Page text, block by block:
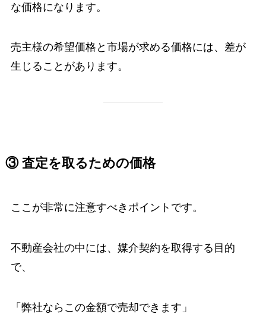
な価格になります。
売主様の希望価格と市場が求める価格には、差が
生じることがあります。
③ 査定を取るための価格
ここが非常に注意すべきポイントです。
不動産会社の中には、媒介契約を取得する目的
で、
「弊社ならこの金額で売却できます」